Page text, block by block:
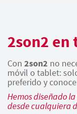
2son2
Con 2son2 no
móvil o tablet:
preferido y
Hemos diseñado
desde cualquiera